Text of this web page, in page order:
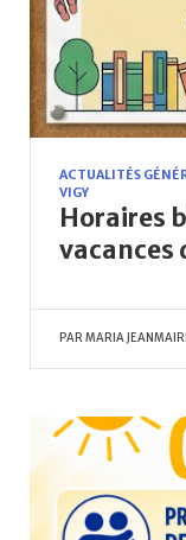
ACTUALITÉS
VIGY
Horaires
vacances
PARMARIA